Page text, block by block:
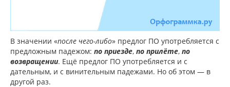
В значении «после чего-либо» предлог ПО употребляется с
предложным падежом: по приезде, по прилёте, по
возвращении. Ещё предлог ПО употребляется и с
дательным, и с винительным падежами. Но об этом — в
другой раз.